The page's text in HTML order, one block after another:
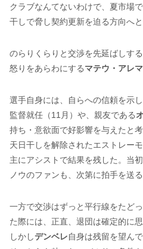
クラブなんてないわけで、夏市場
干しで脅し契約更新を迫る方向へ
のらりくらりと交渉を先延ばしする
怒りをあらわにするマテウ・アレ
選手自身には、自らへの信頼を示
監督就任（11月）や、親友である
持ち・意欲面で好影響を与えたと考
天日干しを解除されたエストレー
主にアシストで結果を残した。当
ノウのファンも、次第に拍手を送
一方で交渉はずっと平行線をたど
た際には、正直、退団は確定的に思
しかしデンベレ自身は残留を望ん